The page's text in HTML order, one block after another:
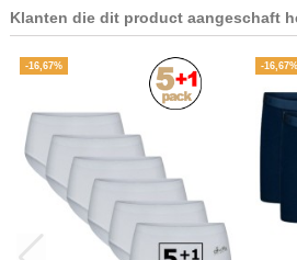
Klanten die dit product aangeschaft
-16,67% -16,67%